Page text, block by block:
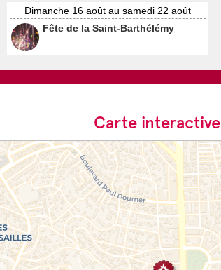
Dimanche 16 août au samedi 22 août
Fête de la Saint-Barthélémy
Carte interactive